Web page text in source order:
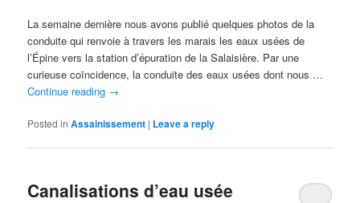
La semaine dernière nous avons publié quelques photos de la
conduite qui renvoie à travers les marais les eaux usées de
l’Épine vers la station d’épuration de la Salaisière. Par une
curieuse coïncidence, la conduite des eaux usées dont nous …
Continue reading →
Posted in Assainissement | Leave a reply
Canalisations d’eau usée